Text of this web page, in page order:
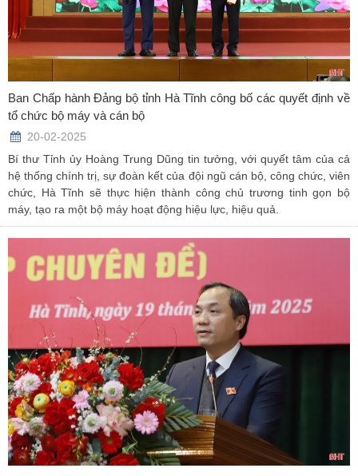
Ban Chấp hành Đảng bộ tỉnh Hà Tĩnh công bố các quyết định về
tổ chức bộ máy và cán bộ
20-02-2025
Bí thư Tỉnh ủy Hoàng Trung Dũng tin tưởng, với quyết tâm của cả
hệ thống chính trị, sự đoàn kết của đội ngũ cán bộ, công chức, viên
chức, Hà Tĩnh sẽ thực hiện thành công chủ trương tinh gọn bộ
máy, tạo ra một bộ máy hoạt động hiệu lực, hiệu quả.